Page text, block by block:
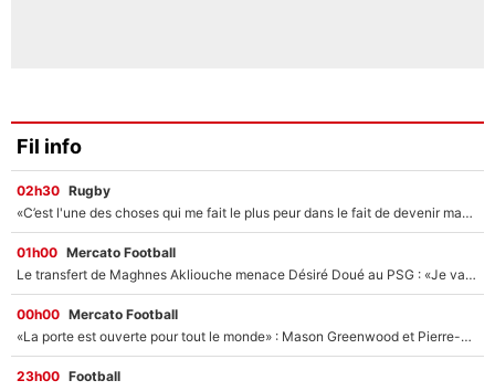
Fil info
02h30 Rugby
«C’est l'une des choses qui me fait le plus peur dans le fait de devenir maman» : En couple avec Antoine Dupont, Iris Mittenaere s'inquiète déjà pour ses futurs enfants !
01h00 Mercato Football
Le transfert de Maghnes Akliouche menace Désiré Doué au PSG : «Je valide à 200%»
00h00 Mercato Football
«La porte est ouverte pour tout le monde» : Mason Greenwood et Pierre-Emerick Aubameyang ont quitté l'OM, Amine Gouiri balance sur la suite du mercato et sur la réaction du vestiaire !
23h00 Football